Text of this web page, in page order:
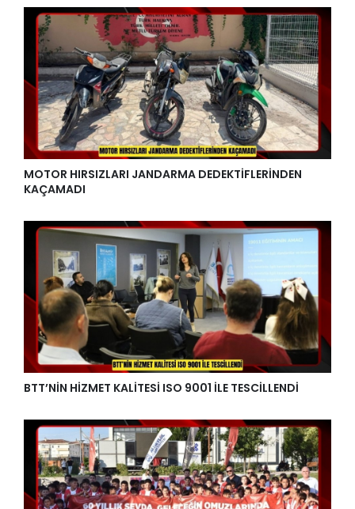
MOTOR HIRSIZLARI JANDARMA DEDEKTİFLERİNDEN
KAÇAMADI
BTT’NİN HİZMET KALİTESİ ISO 9001 İLE TESCİLLENDİ